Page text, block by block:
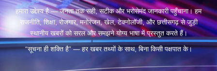
हमारा उद्देश्य है — जनता तक सही, सटीक और भरोसेमंद जानकारी पहुँचाना। हम
राजनीति, शिक्षा, रोजगार, मनोरंजन, खेल, टेक्नोलॉजी, और छत्तीसगढ़ से जुड़ी
स्थानीय खबरों को सरल और समझने योग्य भाषा में प्रस्तुत करते हैं।
“सूचना ही शक्ति है” — हर खबर तथ्यों के साथ, बिना किसी पक्षपात के।